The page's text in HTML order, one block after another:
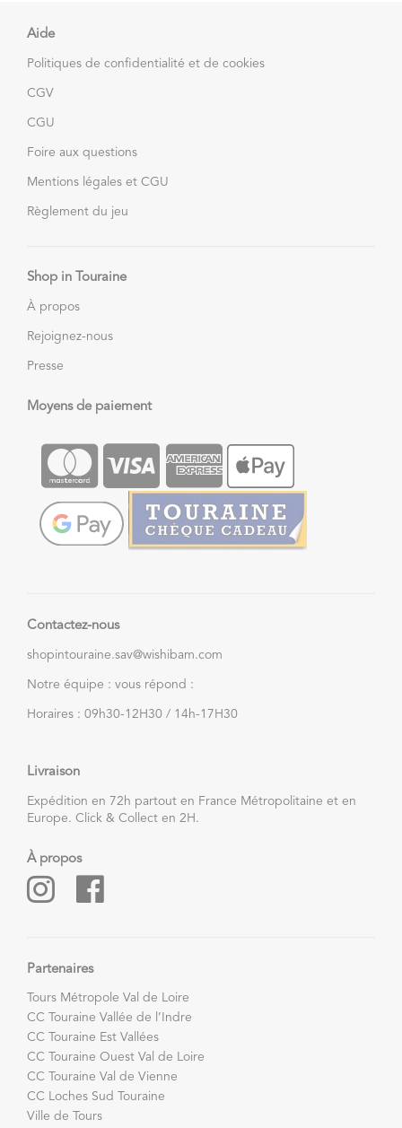
Aide
Politiques de confidentialité et de cookies
CGV
CGU
Foire aux questions
Mentions légales et CGU
Règlement du jeu
Shop in Touraine
À propos
Rejoignez-nous
Presse
Moyens de paiement
Contactez-nous
shopintouraine.sav@wishibam.com
Notre équipe : vous répond :
Horaires : 09h30-12H30 / 14h-17H30
Livraison
Expédition en 72h partout en France Métropolitaine et en
Europe. Click & Collect en 2H.
À propos
Partenaires
Tours Métropole Val de Loire
CC Touraine Vallée de l’Indre
CC Touraine Est Vallées
CC Touraine Ouest Val de Loire
CC Touraine Val de Vienne
CC Loches Sud Touraine
Ville de Tours